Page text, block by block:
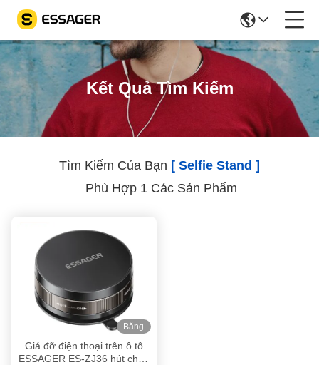
Kết Quả Tìm Kiếm
Tìm Kiếm Của Bạn [ Selfie Stand ]
Phù Hợp 1 Các Sản Phẩm
Băng
hình
Giá đỡ điện thoại trên ô tô
ESSAGER ES-ZJ36 hút chân